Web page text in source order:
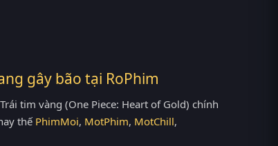
gây bão tại RoPhim
tim vàng (One Piece: Heart of Gold) chính
thế PhimMoi, MotPhim, MotChill,